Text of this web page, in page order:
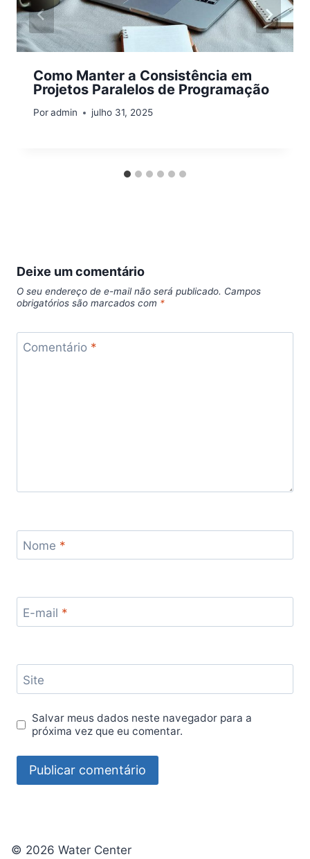
Como Manter a Consistência em
Projetos Paralelos de Programação
Poradmin julho 31, 2025
Deixe um comentário
O seu endereço de e-mail não será publicado. Campos
obrigatórios são marcados com *
Comentário *
Nome *
E-mail *
Site
Salvar meus dados neste navegador para a
próxima vez que eu comentar.
© 2026 Water Center